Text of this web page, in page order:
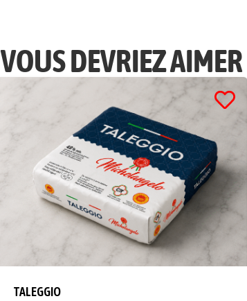
VOUS DEVRIEZ AIMER
TALEGGIO